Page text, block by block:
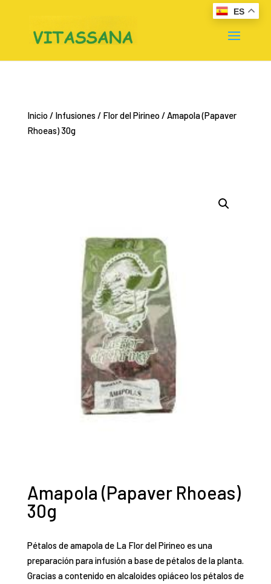
Inicio/ Infusiones / Flor del Pirineo/ Amapola (Papaver
Rhoeas) 30g
Amapola (Papaver Rhoeas)
30g
Pétalos de amapola de La Flor del Pirineo es una
preparación para infusión a base de pétalos de la planta.
Gracias a contenido en alcaloides opiáceo los pétalos de
ES